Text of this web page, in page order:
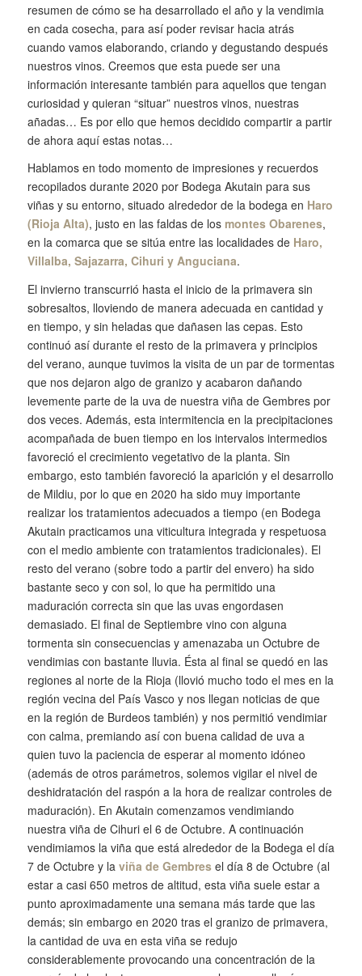
resumen de cómo se ha desarrollado el año y la vendimia
en cada cosecha, para así poder revisar hacia atrás
cuando vamos elaborando, criando y degustando después
nuestros vinos. Creemos que esta puede ser una
información interesante también para aquellos que tengan
curiosidad y quieran “situar” nuestros vinos, nuestras
añadas… Es por ello que hemos decidido compartir a partir
de ahora aquí estas notas…
Hablamos en todo momento de impresiones y recuerdos
recopilados durante 2020 por Bodega Akutain para sus
viñas y su entorno, situado alrededor de la bodega en Haro
(Rioja Alta), justo en las faldas de los montes Obarenes,
en la comarca que se sitúa entre las localidades de Haro,
Villalba, Sajazarra, Cihuri y Anguciana.
El invierno transcurrió hasta el inicio de la primavera sin
sobresaltos, lloviendo de manera adecuada en cantidad y
en tiempo, y sin heladas que dañasen las cepas. Esto
continuó así durante el resto de la primavera y principios
del verano, aunque tuvimos la visita de un par de tormentas
que nos dejaron algo de granizo y acabaron dañando
levemente parte de la uva de nuestra viña de Gembres por
dos veces. Además, esta intermitencia en la precipitaciones
acompañada de buen tiempo en los intervalos intermedios
favoreció el crecimiento vegetativo de la planta. Sin
embargo, esto también favoreció la aparición y el desarrollo
de Mildiu, por lo que en 2020 ha sido muy importante
realizar los tratamientos adecuados a tiempo (en Bodega
Akutain practicamos una viticultura integrada y respetuosa
con el medio ambiente con tratamientos tradicionales). El
resto del verano (sobre todo a partir del envero) ha sido
bastante seco y con sol, lo que ha permitido una
maduración correcta sin que las uvas engordasen
demasiado. El final de Septiembre vino con alguna
tormenta sin consecuencias y amenazaba un Octubre de
vendimias con bastante lluvia. Ésta al final se quedó en las
regiones al norte de la Rioja (llovió mucho todo el mes en la
región vecina del País Vasco y nos llegan noticias de que
en la región de Burdeos también) y nos permitió vendimiar
con calma, premiando así con buena calidad de uva a
quien tuvo la paciencia de esperar al momento idóneo
(además de otros parámetros, solemos vigilar el nivel de
deshidratación del raspón a la hora de realizar controles de
maduración). En Akutain comenzamos vendimiando
nuestra viña de Cihuri el 6 de Octubre. A continuación
vendimiamos la viña que está alrededor de la Bodega el día
7 de Octubre y la viña de Gembresel día 8 de Octubre (al
estar a casi 650 metros de altitud, esta viña suele estar a
punto aproximadamente una semana más tarde que las
demás; sin embargo en 2020 tras el granizo de primavera,
la cantidad de uva en esta viña se redujo
considerablemente provocando una concentración de la